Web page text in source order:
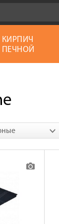
КИРПИЧ
ПЕЧНОЙ